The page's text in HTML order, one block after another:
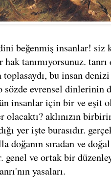
beğenmiş insanlar! siz
hak tanımıyorsunuz.
toplasaydı, bu insan
sözde evrensel dinlerinin
insanlar için bir ve eşit
olacaktı? aklınızın
yer işte burasıdır.
doğanın sıradan ve
genel ve ortak bir
yasaları.